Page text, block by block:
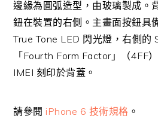
邊緣為圓弧造型，由玻璃製成。
鈕在裝置的右側。主畫面按鈕具
True Tone LED 閃光燈，右側的
「Fourth Form Factor」（4FF
IMEI 刻印於背蓋。
請參閱 iPhone 6 技術規格 。